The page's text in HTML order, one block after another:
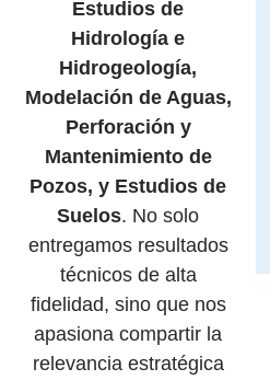
Estudios de
Hidrología e
Hidrogeología,
Modelación de Aguas,
Perforación y
Mantenimiento de
Pozos, y Estudios de
Suelos. No solo
entregamos resultados
técnicos de alta
fidelidad, sino que nos
apasiona compartir la
relevancia estratégica